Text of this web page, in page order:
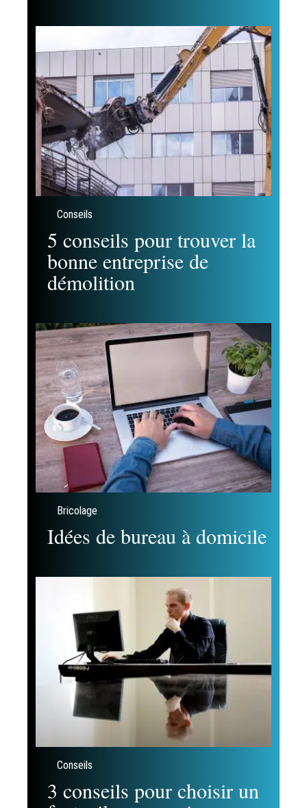
Conseils
5 conseils pour trouver la
bonne entreprise de
démolition
Bricolage
Idées de bureau à domicile
Conseils
3 conseils pour choisir un